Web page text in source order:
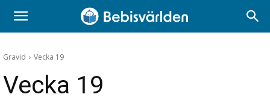
Gravid Vecka 19
Vecka 19